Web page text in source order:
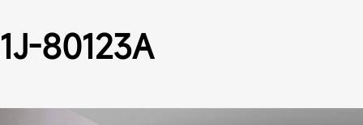
1J-80123A